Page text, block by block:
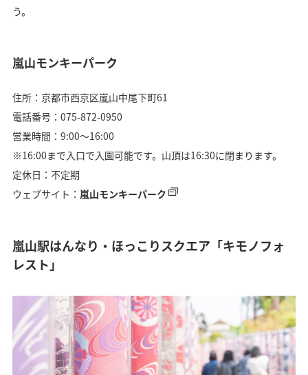
う。
嵐山モンキーパーク
住所：京都市西京区嵐山中尾下町61
電話番号：075-872-0950
営業時間：9:00～16:00
※16:00まで入口で入園可能です。山頂は16:30に閉まります。
定休日：不定期
ウェブサイト： 嵐山モンキーパーク
嵐山駅はんなり・ほっこりスクエア「キモノフォ
レスト」